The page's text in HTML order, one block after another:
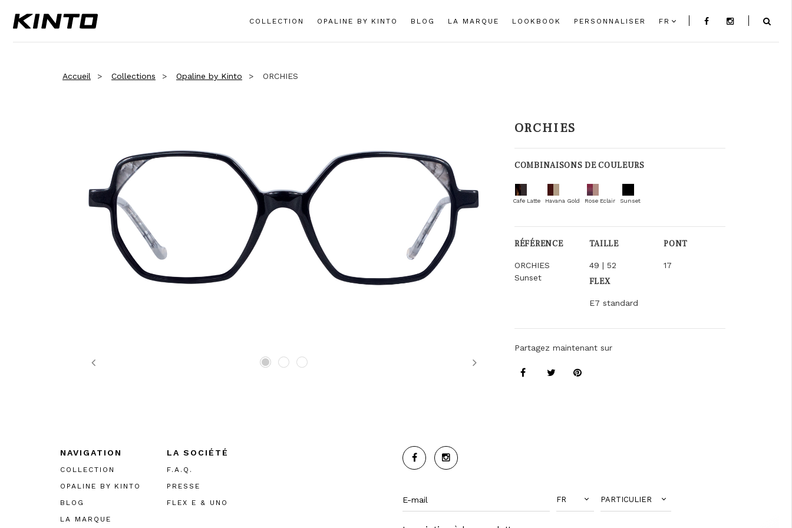
COLLECTION OPALINE BY KINTO BLOG LA MARQUE LOOKBOOK PERSONNALISER FR
Accueil Collections Opaline by Kinto ORCHIES
Previous Next
ORCHIES
COMBINAISONS DE COULEURS
Cafe Latte Havana Gold Rose Eclair Sunset
RÉFÉRENCE
ORCHIES
Sunset
TAILLE
49 | 52
PONT
17
FLEX
E7 standard
Partagez maintenant sur
NAVIGATION
COLLECTION
OPALINE BY KINTO
BLOG
LA MARQUE
LA SOCIÉTÉ
F.A.Q.
PRESSE
FLEX E & UNO
FR PARTICULIER